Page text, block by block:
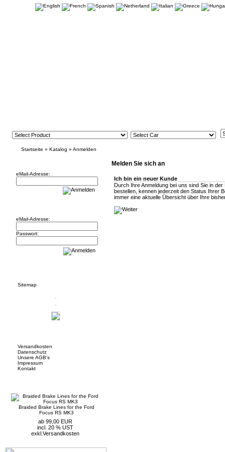
Startseite » Katalog » Anmelden
eMail-Adresse:
eMail-Adresse:
Passwort:
Sitemap
Versandkosten
Datenschutz
Unsere AGB's
Impressum
Kontakt
Braided Brake Lines for the Ford
Focus RS MK3
ab 99,00 EUR
incl. 20 % UST
exkl. Versandkosten
Melden Sie sich an
Ich bin ein neuer Kunde
Durch Ihre Anmeldung bei uns sind Sie in
bestellen, kennen jederzeit den Status Ihrer
immer eine aktuelle Übersicht über Ihre